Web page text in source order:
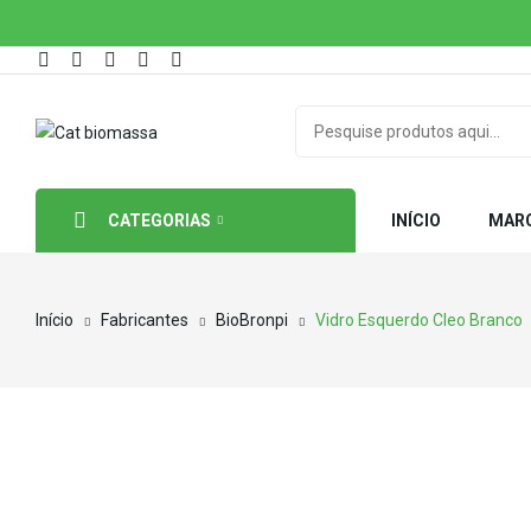
CATEGORIAS INÍCIO
Início Fabricantes BioBronpi Vidro Esquerdo Cleo Branco